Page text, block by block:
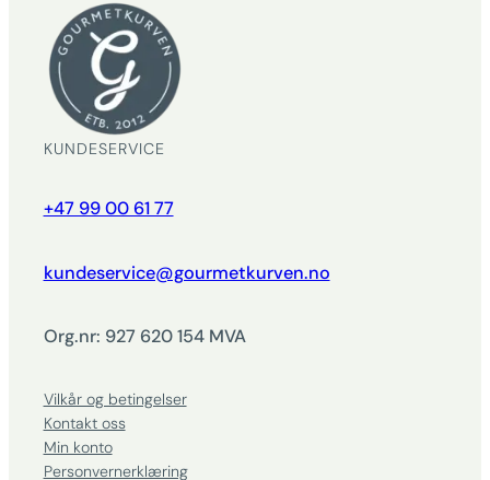
KUNDESERVICE
+47 99 00 61 77
kundeservice@gourmetkurven.no
Org.nr: 927 620 154 MVA
Vilkår og betingelser
Kontakt oss
Min konto
Personvernerklæring